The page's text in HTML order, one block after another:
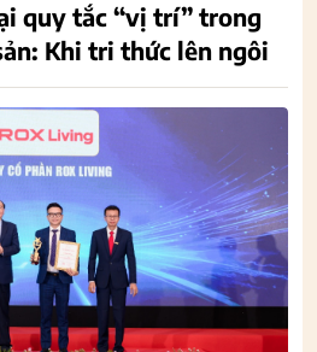
quy tắc “vị trí” trong
Khi tri thức lên ngôi